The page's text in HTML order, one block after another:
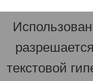
текстовой